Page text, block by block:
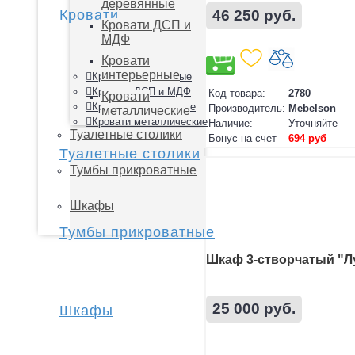
Кровати
Кровати деревянные
Кровати ДСП и МДФ
Кровати интерьерные
Кровати металлические
Туалетные столики
Тумбы прикроватные
Шкафы
деревянные
Кровати ДСП и
МДФ
Кровати
интерьерные
Кровати
металлические
Туалетные столики
Тумбы прикроватные
Шкафы
46 250 руб.
Код товара:
2780
Производитель: Mebelson
Наличие:
Уточняйте
Бонус на счет
694 руб
Шкаф 3-створчатый
25 000 руб.